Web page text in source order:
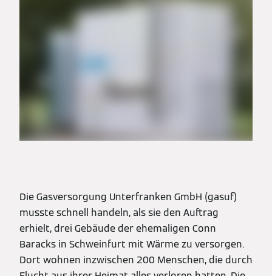
Die Gasversorgung Unterfranken GmbH (gasuf)
musste schnell handeln, als sie den Auftrag
erhielt, drei Gebäude der ehemaligen Conn
Baracks in Schweinfurt mit Wärme zu versorgen.
Dort wohnen inzwischen 200 Menschen, die durch